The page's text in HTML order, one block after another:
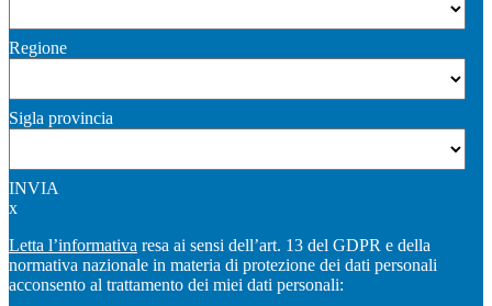
Regione
Sigla provincia
INVIA
x
Letta l’informativa resa ai sensi dell’art. 13 del GDPR e della
normativa nazionale in materia di protezione dei dati personali
acconsento al trattamento dei miei dati personali: